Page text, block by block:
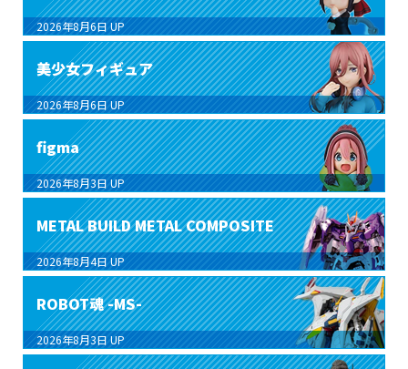
2026年8月6日 UP
美少女フィギュア
2026年8月6日 UP
figma
2026年8月3日 UP
METAL BUILD METAL COMPOSITE
2026年8月4日 UP
ROBOT魂 -MS-
2026年8月3日 UP